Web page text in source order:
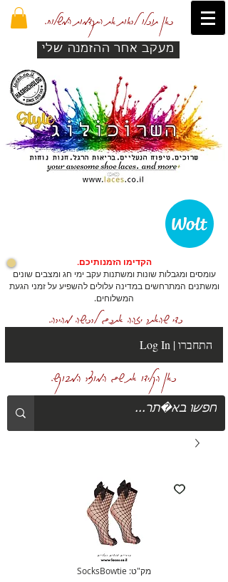
כאן תוכלו לראות את התקדמות המשלוח.
מעקב אחר ההזמנה שלי
הקדימו הזמנותיכם.
עומסים ומגבלות שונות ומשתנות עקב ימי חג ומצבים שונים
ומשתנים המתרחשים במדינה עלולים להשפיע על זמני הגעת
המשלוחים.
כדי שהאתר יזהה אתכם לרכישה מהירה.
Log In | התחברו
כאן הקלידו את שם המוצר המבוקש.
מק"ט: SocksBowtie